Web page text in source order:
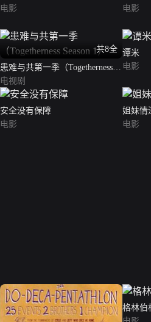
电影
电影
共8全
患难与共第一季（Togetherness
Season 1）
电视剧
谭米
电影
安全没有保障
电影
姐妹情
电影
格林伯